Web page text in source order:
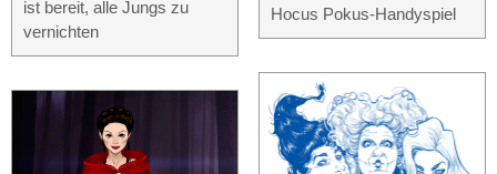
ist bereit, alle Jungs zu
vernichten
Hocus Pokus-Handyspiel